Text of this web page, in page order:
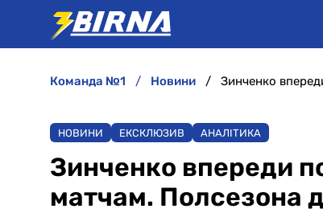
команда №1 новини
НОВИНИ ЕКСКЛЮЗИВ АНАЛІТИКА
Зинченко впереди
матчам. Полсезона